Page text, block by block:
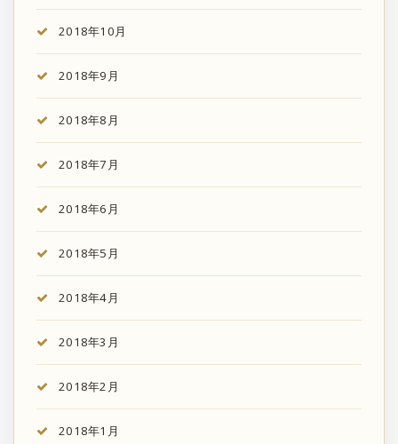
2018年10月
2018年9月
2018年8月
2018年7月
2018年6月
2018年5月
2018年4月
2018年3月
2018年2月
2018年1月